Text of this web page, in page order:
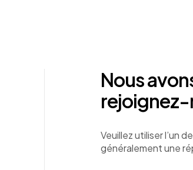
Nous
rejoignez-
Veuillez utiliser l’un
généralement une